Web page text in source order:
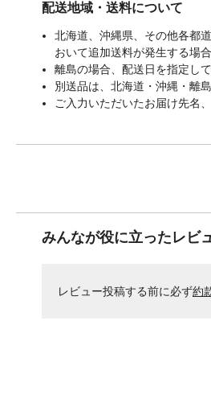
配送地域・送料について
北海道、沖縄県、その他各都
おいて追加送料が発生する場
離島の場合、配送日を指定し
別送品は、北海道・沖縄・離
ご入力いただいたお届け先名
みんなが役に立ったレビ
レビュー投稿する前に必ず約